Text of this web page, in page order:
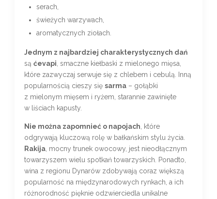
serach,
świeżych warzywach,
aromatycznych ziołach.
Jednym z najbardziej charakterystycznych dań
są ćevapi , smaczne kiełbaski z mielonego mięsa,
które zazwyczaj serwuje się z chlebem i cebulą. Inną
popularnością cieszy się sarma – gołąbki
z mielonym mięsem i ryżem, starannie zawinięte
w liściach kapusty.
Nie można zapomnieć o napojach , które
odgrywają kluczową rolę w bałkańskim stylu życia.
Rakija , mocny trunek owocowy, jest nieodłącznym
towarzyszem wielu spotkań towarzyskich. Ponadto,
wina z regionu Dynarów zdobywają coraz większą
popularność na międzynarodowych rynkach, a ich
różnorodność pięknie odzwierciedla unikalne